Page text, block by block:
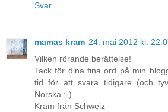
Svar
mamas kram 24. mai 2012 kl.
Vilken rörande berättelse!
Tack för dina fina ord på min
tid för att svara tidigare (och
Norska ;-)
Kram från Schweiz